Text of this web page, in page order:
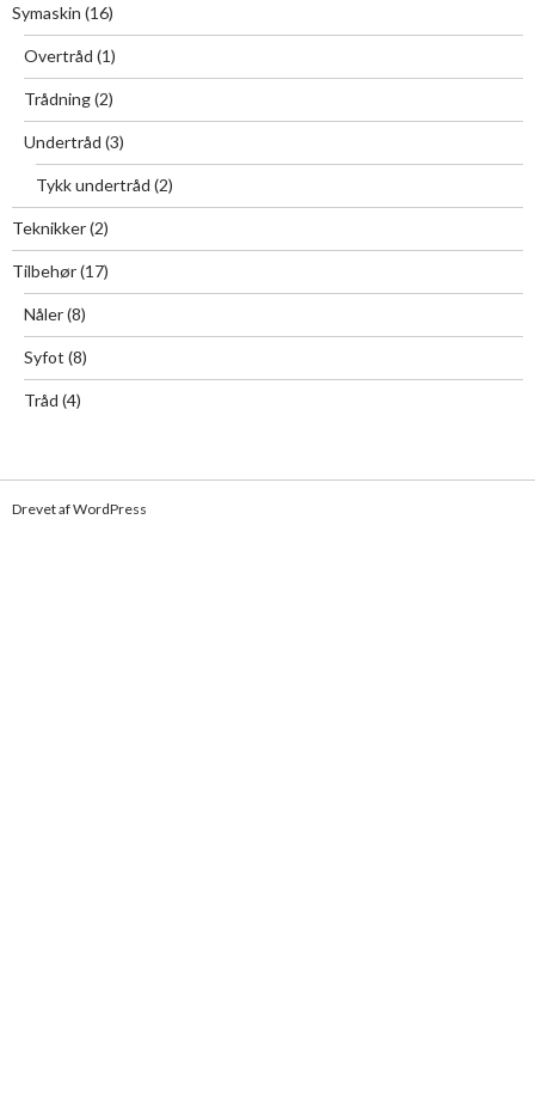
Symaskin (16)
Overtråd (1)
Trådning(2)
Undertråd (3)
Tykk undertråd (2)
Teknikker(2)
Tilbehør(17)
Nåler(8)
Syfot (8)
Tråd (4)
Drevet af WordPress